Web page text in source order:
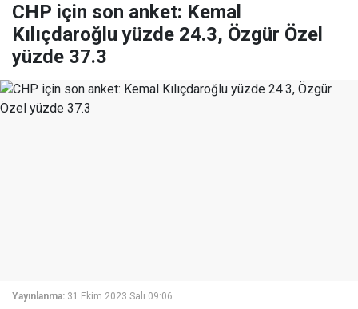
CHP için son anket: Kemal
Kılıçdaroğlu yüzde 24.3, Özgür Özel
yüzde 37.3
Yayınlanma: 31 Ekim 2023 Salı 09:06